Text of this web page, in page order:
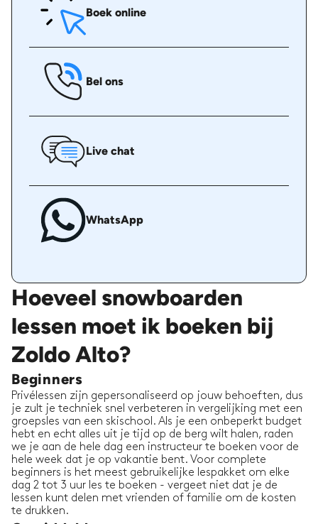
Boek online
Bel ons
Live chat
WhatsApp
Hoeveel snowboarden
lessen moet ik boeken bij
Zoldo Alto?
Beginners
Privélessen zijn gepersonaliseerd op jouw behoeften, dus
je zult je techniek snel verbeteren in vergelijking met een
groepsles van een skischool. Als je een onbeperkt budget
hebt en echt alles uit je tijd op de berg wilt halen, raden
we je aan de hele dag een instructeur te boeken voor de
hele week dat je op vakantie bent. Voor complete
beginners is het meest gebruikelijke lespakket om elke
dag 2 tot 3 uur les te boeken - vergeet niet dat je de
lessen kunt delen met vrienden of familie om de kosten
te drukken.